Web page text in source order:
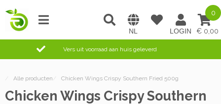
0,00
0
Vers uit voorraad aan huis geleverd
/ Alle producten / Chicken Wings Crispy Southern Fried 500g
Chicken Wings Crispy Southern